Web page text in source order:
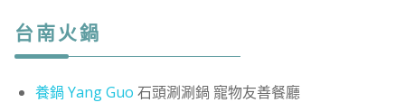
台南火鍋
養鍋 Yang Guo 石頭涮涮鍋 寵物友善餐廳